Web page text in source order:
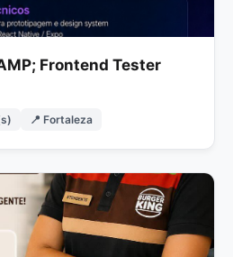
Frontend Tester
📍 Fortaleza